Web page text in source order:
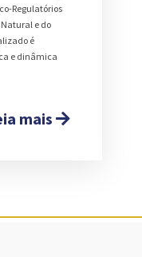
Regulatórios
e do
é
e dinâmica
mais